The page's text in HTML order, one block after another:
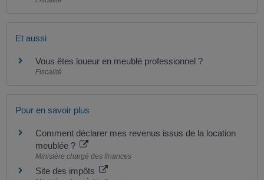
Et aussi
Vous êtes loueur en meublé professionnel ?
Fiscalité
Pour en savoir plus
Comment déclarer mes revenus issus de la location
meublée ?
Ministère chargé des finances
Site des impôts